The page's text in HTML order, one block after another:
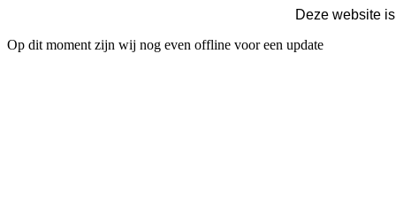
Deze website
Op dit moment zijn wij nog even offline voor een update